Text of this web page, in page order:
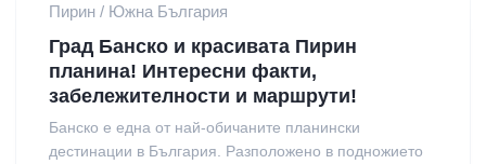
Пирин / Южна България
Град Банско и красивата Пирин
планина! Интересни факти,
забележителности и маршрути!
Банско е една от най-обичаните планински
дестинации в България. Разположено в подножието